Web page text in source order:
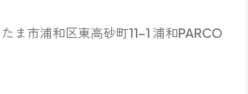
ま市浦和区東高砂町11-1 浦和PARCO